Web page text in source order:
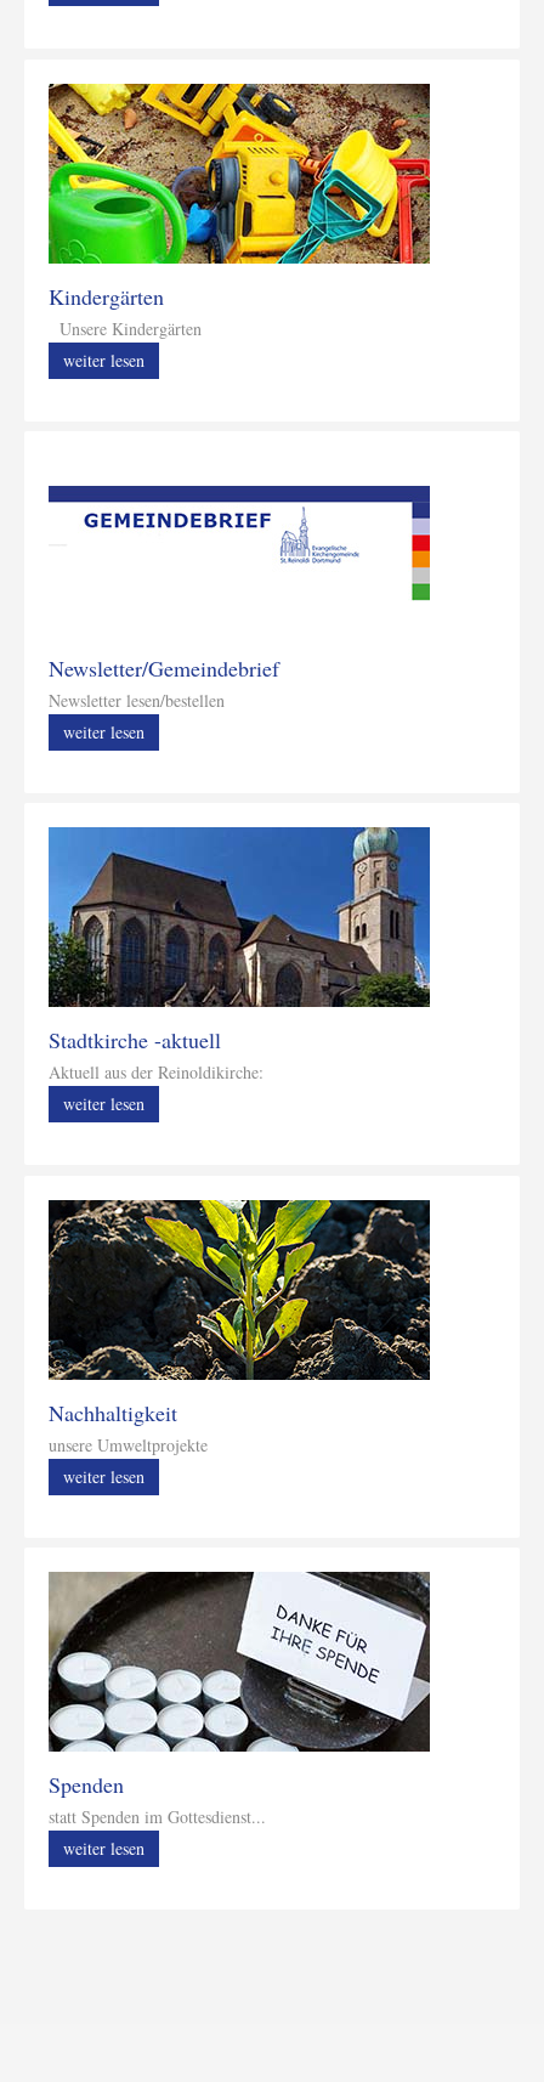
Kindergärten
Unsere Kindergärten
weiter lesen
Newsletter/Gemeindebrief
Newsletter lesen/bestellen
weiter lesen
Stadtkirche -aktuell
Aktuell aus der Reinoldikirche:
weiter lesen
Nachhaltigkeit
unsere Umweltprojekte
weiter lesen
Spenden
statt Spenden im Gottesdienst...
weiter lesen